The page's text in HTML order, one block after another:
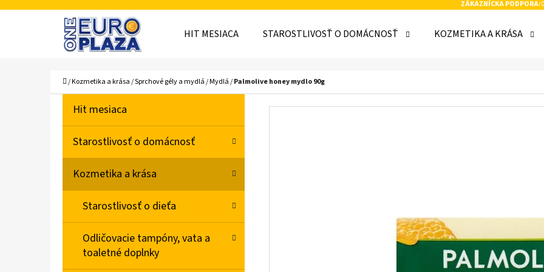
Prejsť
ZÁKAZNÍCKA PODPORA:
HIT MESIACA STAROSTLIVOSŤ O DOMÁCNOSŤ KOZMETIKA A KRÁSA
Domov
/Kozmetika a krása/Sprchové gély a mydlá/Mydlá/Palmolive honey mydlo 90g
N
Preskočiť
kategórie
R
E
Hit mesiaca
Starostlivosť o domácnosť
Kozmetika a krása
Starostlivosť o dieťa
Odličovacie tampóny, vata a
toaletné doplnky
K
Späť
Späť
ČO POTREBUJETE NÁJSŤ?